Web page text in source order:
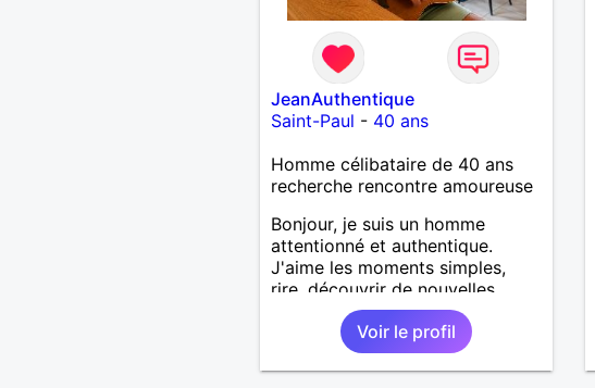
JeanAuthentique
Saint-Paul - 40 ans
Homme célibataire de 40 ans
recherche rencontre amoureuse
Bonjour, je suis un homme
attentionné et authentique.
J'aime les moments simples,
rire, découvrir de nouvelles
choses et passer du temps avec
les personnes qui comptent. Je
recherche une relation sérieuse,
basée sur le respect, la
Voir le profil